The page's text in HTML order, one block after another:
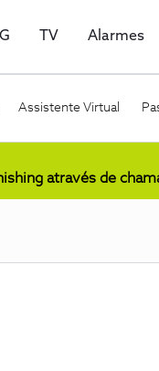
TV Alarmes
Assistente Virtual
através de